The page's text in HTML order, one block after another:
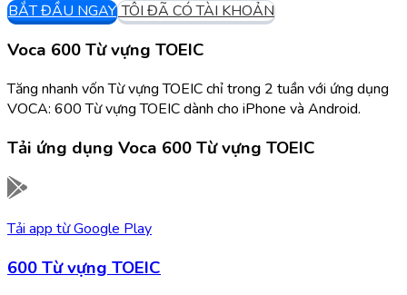
BẮT ĐẦU NGAY TÔI ĐÃ CÓ TÀI KHOẢN
Voca 600 Từ vựng TOEIC
Tăng nhanh vốn Từ vựng TOEIC chỉ trong 2 tuần với ứng dụng
VOCA: 600 Từ vựng TOEIC dành cho iPhone và Android.
Tải ứng dụng Voca 600 Từ vựng TOEIC
Tải app từGoogle Play
600 Từ vựng TOEIC